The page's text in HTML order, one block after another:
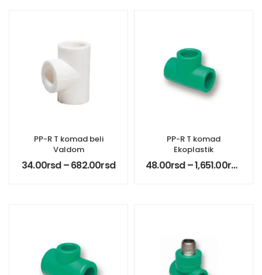
PP-R T komad beli
Valdom
34.00rsd–682.00rsd
PP-R T komad
Ekoplastik
48.00rsd–1,651.00rsd